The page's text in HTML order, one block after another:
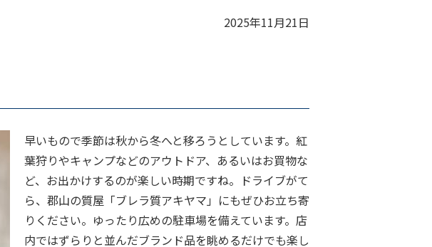
2025年11月21日
早いもので季節は秋から冬へと移ろうとしています。紅
葉狩りやキャンプなどのアウトドア、あるいはお買物な
ど、お出かけするのが楽しい時期ですね。ドライブがて
ら、郡山の質屋「ブレラ質アキヤマ」にもぜひお立ち寄
りください。ゆったり広めの駐車場を備えています。店
内ではずらりと並んだブランド品を眺めるだけでも楽し